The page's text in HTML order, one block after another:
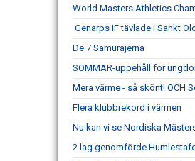
World Masters Athletics
Genarps IF tävlade i Sankt
De 7 Samurajerna
SOMMAR-uppehåll för
Mera värme - så skönt! OCH
Flera klubbrekord i värmen
Nu kan vi se Nordiska
2 lag genomförde